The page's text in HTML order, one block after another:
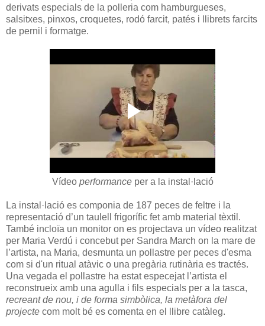
derivats especials de la polleria com hamburgueses,
salsitxes, pinxos, croquetes, rodó farcit, patés i llibrets farcits
de pernil i formatge.
Vídeoperformanceper a la instal·lació
La instal·lació es componia de 187 peces de feltre i la
representació d’un taulell frigorífic fet amb material tèxtil.
També incloïa un monitor on es projectava un vídeo realitzat
per Maria Verdú i concebut per Sandra March on la mare de
l’artista, na Maria, desmunta un pollastre per peces d'esma
com si d'un ritual atàvic o una pregària rutinària es tractés.
Una vegada el pollastre ha estat especejat l’artista el
reconstrueix amb una agulla i fils especials per a la tasca,
recreant de nou, i de forma simbòlica, la metàfora del
projecte com molt bé es comenta en el llibre catàleg.